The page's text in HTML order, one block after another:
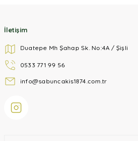
İletişim
Duatepe Mh Şahap Sk. No:4A / Şişli
0533 771 99 56
info@sabuncakis1874.com.tr